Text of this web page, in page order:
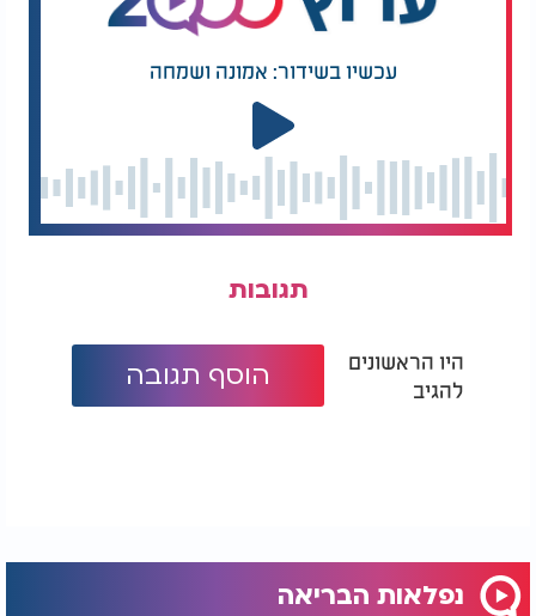
עכשיו בשידור: אמונה ושמחה
תגובות
היו הראשונים
להגיב
הוסף תגובה
נפלאות הבריאה